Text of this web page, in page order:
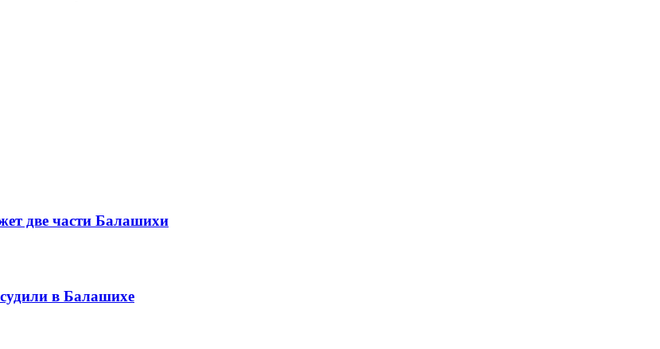
две части Балашихи
в Балашихе